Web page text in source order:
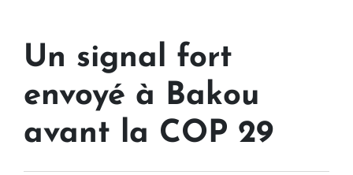
Un signal fort
envoyé à Bakou
avant la COP 29